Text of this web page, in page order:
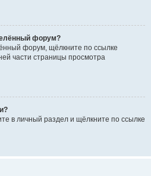
форум?
форум, щёлкните по ссылке
части страницы просмотра
в личный раздел и щёлкните по ссылке